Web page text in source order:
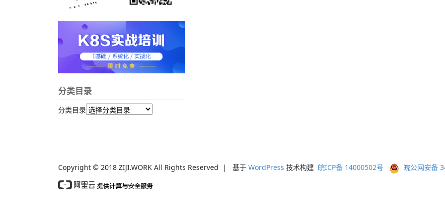
分类目录
分类目录
Copyright © 2018 ZIJI.WORK All Rights Reserved | 基于 WordPress 技术构建 皖ICP备 14000502号 皖公网安备